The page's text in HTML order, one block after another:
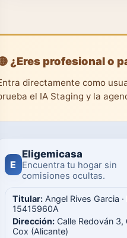
¿Eres profesional o
directamente como
el IA Staging y la
E
Eligemicasa
Encuentra tu hogar sin
comisiones ocultas.
Titular: Angel Rives Garcia ·
15415960A
Dirección: Calle Redován 3,
Cox (Alicante)